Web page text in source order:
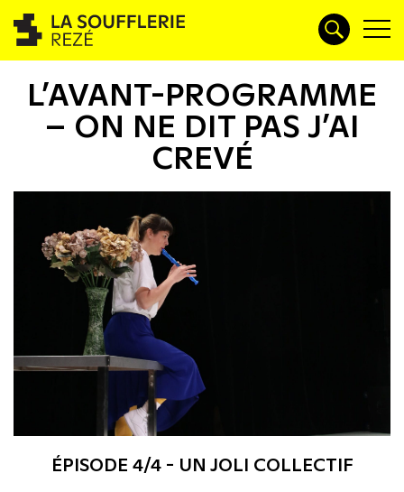
L’AVANT-PROGRAMME
– ON NE DIT PAS J’AI
CREVÉ
ÉPISODE 4/4 - UN JOLI COLLECTIF